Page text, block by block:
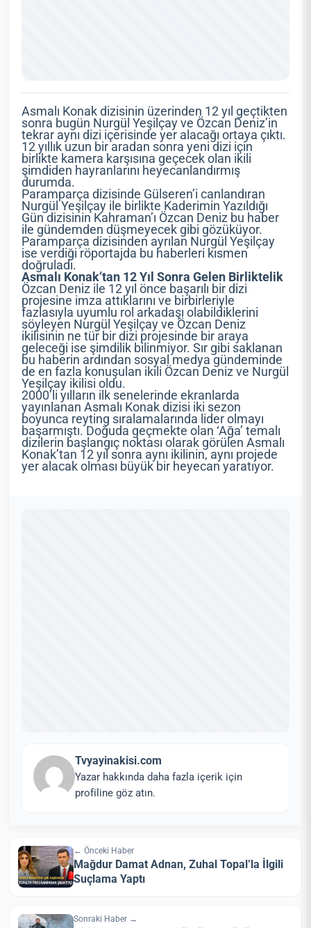
Asmalı Konak dizisinin üzerinden 12 yıl geçtikten
sonra bugün Nurgül Yeşilçay ve Özcan Deniz’in
tekrar aynı dizi içerisinde yer alacağı ortaya çıktı.
12 yıllık uzun bir aradan sonra yeni dizi için
birlikte kamera karşısına geçecek olan ikili
şimdiden hayranlarını heyecanlandırmış
durumda.
Paramparça dizisinde Gülseren’i canlandıran
Nurgül Yeşilçay ile birlikte Kaderimin Yazıldığı
Gün dizisinin Kahraman’ı Özcan Deniz bu haber
ile gündemden düşmeyecek gibi gözüküyor.
Paramparça dizisinden ayrılan Nurgül Yeşilçay
ise verdiği röportajda bu haberleri kısmen
doğruladı.
Asmalı Konak’tan 12 Yıl Sonra Gelen Birliktelik
Özcan Deniz ile 12 yıl önce başarılı bir dizi
projesine imza attıklarını ve birbirleriyle
fazlasıyla uyumlu rol arkadaşı olabildiklerini
söyleyen Nurgül Yeşilçay ve Özcan Deniz
ikilisinin ne tür bir dizi projesinde bir araya
geleceği ise şimdilik bilinmiyor. Sır gibi saklanan
bu haberin ardından sosyal medya gündeminde
de en fazla konuşulan ikili Özcan Deniz ve Nurgül
Yeşilçay ikilisi oldu.
2000’li yılların ilk senelerinde ekranlarda
yayınlanan Asmalı Konak dizisi iki sezon
boyunca reyting sıralamalarında lider olmayı
başarmıştı. Doğuda geçmekte olan ‘Ağa’ temalı
dizilerin başlangıç noktası olarak görülen Asmalı
Konak’tan 12 yıl sonra aynı ikilinin, aynı projede
yer alacak olması büyük bir heyecan yaratıyor.
Tvyayinakisi.com
Yazar hakkında daha fazla içerik için
profiline göz atın.
← Önceki Haber
Mağdur Damat Adnan, Zuhal Topal’la İlgili
Suçlama Yaptı
Sonraki Haber →